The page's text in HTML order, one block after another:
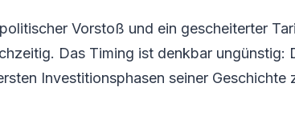
Vorstoß und ein gescheiterter
Das Timing ist denkbar ungünstig:
Investitionsphasen seiner Geschichte